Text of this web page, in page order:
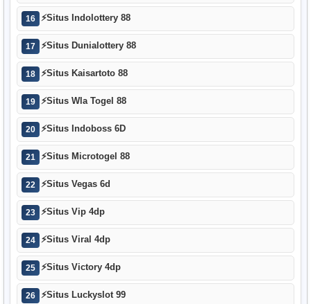
16 ⚡Situs Indolottery 88
17 ⚡Situs Dunialottery 88
18 ⚡Situs Kaisartoto 88
19 ⚡Situs Wla Togel 88
20 ⚡Situs Indoboss 6D
21 ⚡Situs Microtogel 88
22 ⚡Situs Vegas 6d
23 ⚡Situs Vip 4dp
24 ⚡Situs Viral 4dp
25 ⚡Situs Victory 4dp
26 ⚡Situs Luckyslot 99